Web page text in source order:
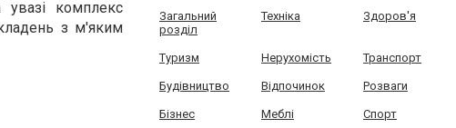
комплекс
з м'яким
Загальний
розділ
Техніка Здоров'я
Туризм Нерухомість Транспорт
Будівництво Відпочинок Розваги
Бізнес Меблі Спорт